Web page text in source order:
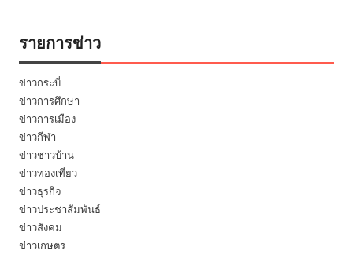
รายการข่าว
ข่าวกระบี่
ข่าวการศึกษา
ข่าวการเมือง
ข่าวกีฬา
ข่าวชาวบ้าน
ข่าวท่องเที่ยว
ข่าวธุรกิจ
ข่าวประชาสัมพันธ์
ข่าวสังคม
ข่าวเกษตร